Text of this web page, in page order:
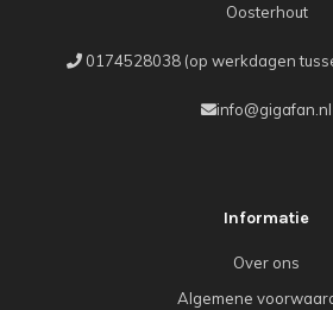
Oosterhout
0174528038 (op werkdagen
info@gigafan.nl
Informatie
Over ons
Algemene